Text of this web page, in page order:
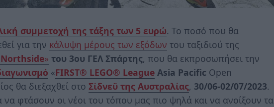
συμμετοχή της τάξης των 5 ευρώ. Το ποσό που θα
για την κάλυψη μέρους των εξόδων του ταξιδιού της
Northside» του 3ου ΓΕΛ Σπάρτης, που θα εκπροσωπήσει την
«FIRST® LEGO® League Asia Pacific Open
θα διεξαχθεί στο Σίδνεϋ της Αυστραλίας, 30/06-02/07/2023.
να φτάσουν οι νέοι του τόπου μας πιο ψηλά και να ανοίξουν τα